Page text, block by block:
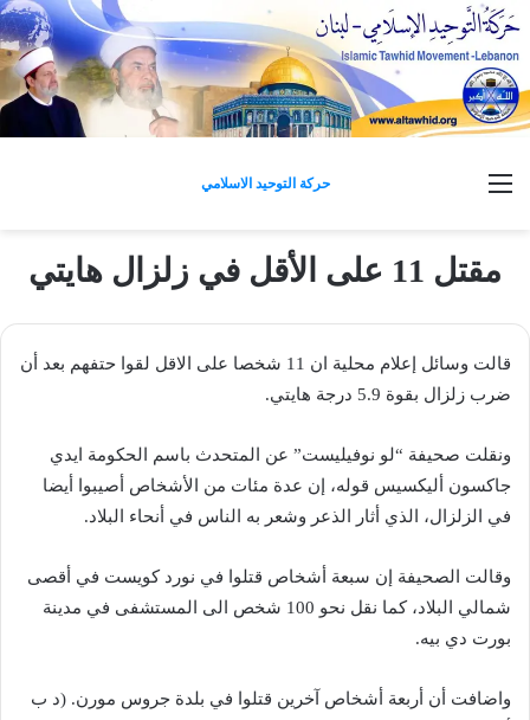
حركة التوحيد الاسلامي
مقتل 11 على الأقل في زلزال هايتي
قالت وسائل إعلام محلية ان 11 شخصا على الاقل لقوا حتفهم بعد أن
ضرب زلزال بقوة 5.9 درجة هايتي.
ونقلت صحيفة “لو نوفيليست” عن المتحدث باسم الحكومة ايدي
جاكسون أليكسيس قوله، إن عدة مئات من الأشخاص أصيبوا أيضا
في الزلزال، الذي أثار الذعر وشعر به الناس في أنحاء البلاد.
وقالت الصحيفة إن سبعة أشخاص قتلوا في نورد كويست في أقصى
شمالي البلاد، كما نقل نحو 100 شخص الى المستشفى في مدينة
بورت دي بيه.
واضافت أن أربعة أشخاص آخرين قتلوا في بلدة جروس مورن. (د ب